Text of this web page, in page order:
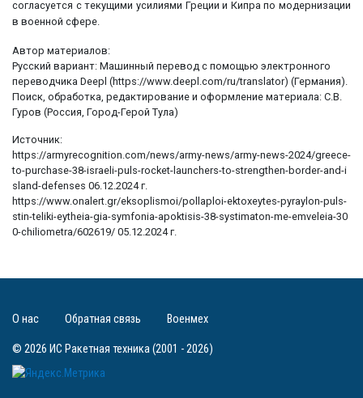
согласуется с текущими усилиями Греции и Кипра по модернизации
в военной сфере.
Автор материалов:
Русский вариант: Машинный перевод с помощью электронного
переводчика Deepl (https://www.deepl.com/ru/translator) (Германия).
Поиск, обработка, редактирование и оформление материала: С.В.
Гуров (Россия, Город-Герой Тула)
Источник:
https://armyrecognition.com/news/army-news/army-news-2024/greece-
to-purchase-38-israeli-puls-rocket-launchers-to-strengthen-border-and-i
sland-defenses 06.12.2024 г.
https://www.onalert.gr/eksoplismoi/pollaploi-ektoxeytes-pyraylon-puls-
stin-teliki-eytheia-gia-symfonia-apoktisis-38-systimaton-me-emveleia-30
0-chiliometra/602619/ 05.12.2024 г.
© 2026 ИС Ракетная техника (2001 - 2026)
О нас Обратная связь Военмех